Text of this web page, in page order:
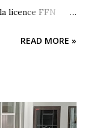
licence FFN
par voie
READ MORE »